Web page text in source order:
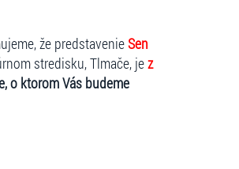
že predstavenieSen
stredisku, Tlmače, jez
o ktorom Vás budeme